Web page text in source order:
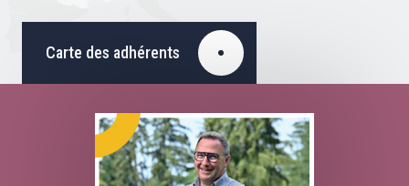
Carte des adhérents